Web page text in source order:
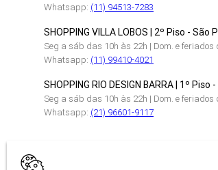
Whatsapp: (11) 94513-7283
SHOPPING VILLA LOBOS | 2º Piso - São
Seg a sáb das 10h às 22h | Dom. e feriados
Whatsapp: (11) 99410-4021
SHOPPING RIO DESIGN BARRA | 1º
Seg a sáb das 10h às 22h | Dom. e feriados
Whatsapp: (21) 96601-9117